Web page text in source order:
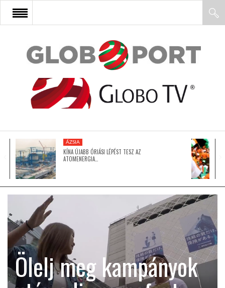
FŐOLDAL
AFRIKA
ÁZSIA
LATIN-AMERIKA
KÖZEL-KELET
AUSZTRÁLIA
ÁZSIA
KÍNA ÚJABB ÓRIÁSI LÉPÉST TESZ AZ
ATOMENERGIA…
Ölelj meg kampányok